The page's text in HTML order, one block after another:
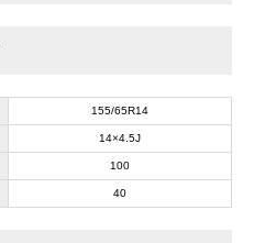
155/65R14
14×4.5J
100
40